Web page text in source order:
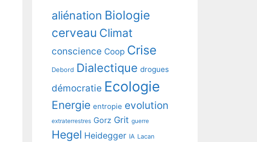
aliénation Biologie
cerveau Climat
conscience Coop Crise
Debord Dialectique drogues
démocratie Ecologie
Energie entropie evolution
extraterrestres Gorz Grit guerre
Hegel Heidegger IA Lacan